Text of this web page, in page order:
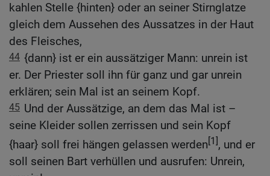
kahlen Stelle {hinten} oder an seiner Stirnglatze
gleich dem Aussehen des Aussatzes in der Haut
des Fleisches,
44 {dann} ist er ein aussätziger Mann: unrein ist
er. Der Priester soll ihn für ganz und gar unrein
erklären; sein Mal ist an seinem Kopf.
45 Und der Aussätzige, an dem das Mal ist –
seine Kleider sollen zerrissen und sein Kopf
{haar} soll frei hängen gelassen werden[1], und er
soll seinen Bart verhüllen und ausrufen: Unrein,